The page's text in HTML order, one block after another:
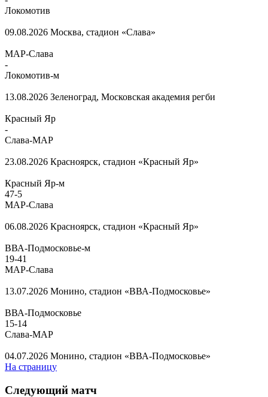
Локомотив
09.08.2026 Москва, стадион «Слава»
МАР-Слава
-
Локомотив-м
13.08.2026 Зеленоград, Московская академия регби
Красный Яр
-
Слава-МАР
23.08.2026 Красноярск, стадион «Красный Яр»
Красный Яр-м
47-5
МАР-Слава
06.08.2026 Красноярск, стадион «Красный Яр»
ВВА-Подмосковье-м
19-41
МАР-Слава
13.07.2026 Монино, стадион «ВВА-Подмосковье»
ВВА-Подмосковье
15-14
Слава-МАР
04.07.2026 Монино, стадион «ВВА-Подмосковье»
На страницу
Следующий матч